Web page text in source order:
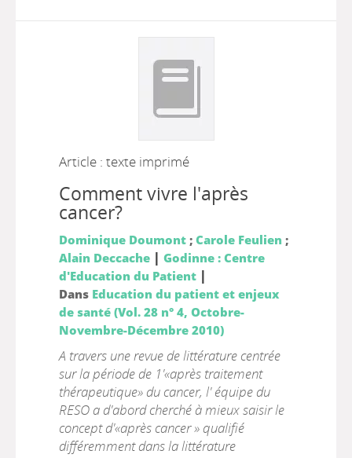
Article : texte imprimé
Comment vivre l'après
cancer?
Dominique Doumont; Carole Feulien ;
Alain Deccache | Godinne : Centre
d'Education du Patient|
Dans Education du patient et enjeux
de santé (Vol. 28 n° 4, Octobre-
Novembre-Décembre 2010)
A travers une revue de littérature centrée
sur la période de 1'«après traitement
thérapeutique» du cancer, l' équipe du
RESO a d'abord cherché à mieux saisir le
concept d'«après cancer » qualifié
différemment dans la littérature